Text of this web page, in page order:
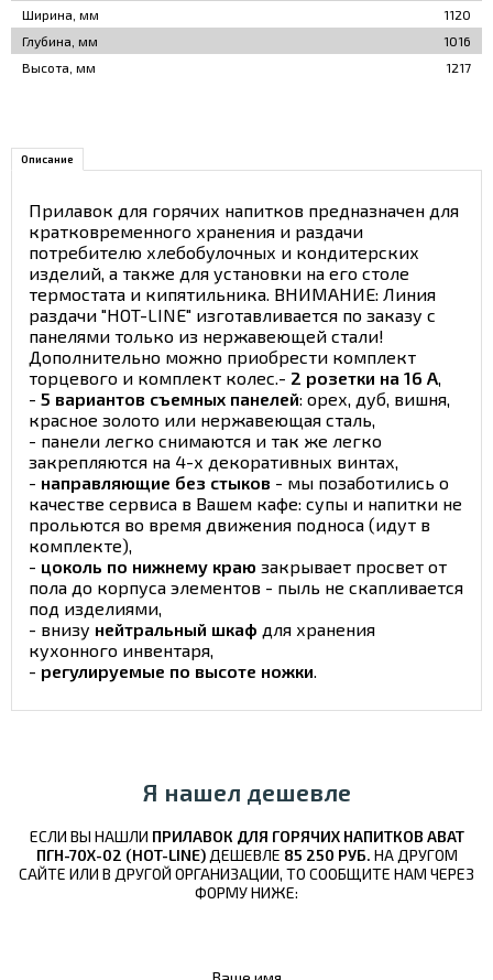
Ширина, мм
1120
Глубина, мм
1016
Высота, мм
1217
Описание
Прилавок для горячих напитков предназначен для
кратковременного хранения и раздачи
потребителю хлебобулочных и кондитерских
изделий, а также для установки на его столе
термостата и кипятильника. ВНИМАНИЕ: Линия
раздачи "HOT-LINE" изготавливается по заказу с
панелями только из нержавеющей стали!
Дополнительно можно приобрести комплект
торцевого и комплект колес.- 2 розетки на 16 А,
- 5 вариантов съемных панелей: орех, дуб, вишня,
красное золото или нержавеющая сталь,
- панели легко снимаются и так же легко
закрепляются на 4-х декоративных винтах,
- направляющие без стыков - мы позаботились о
качестве сервиса в Вашем кафе: супы и напитки не
прольются во время движения подноса (идут в
комплекте),
- цоколь по нижнему краю закрывает просвет от
пола до корпуса элементов - пыль не скапливается
под изделиями,
- внизу нейтральный шкаф для хранения
кухонного инвентаря,
- регулируемые по высоте ножки.
Я нашел дешевле
ЕСЛИ ВЫ НАШЛИ ПРИЛАВОК ДЛЯ ГОРЯЧИХ НАПИТКОВ ABAT
ПГН-70Х-02 (HOT-LINE)ДЕШЕВЛЕ 85 250 РУБ. НА ДРУГОМ
САЙТЕ ИЛИ В ДРУГОЙ ОРГАНИЗАЦИИ, ТО СООБЩИТЕ НАМ ЧЕРЕЗ
ФОРМУ НИЖЕ: